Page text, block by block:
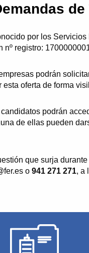
de
por los
nº registro:
podrán
oferta de forma
podrán
de ellas pueden
que surja
o 941 271 271, a